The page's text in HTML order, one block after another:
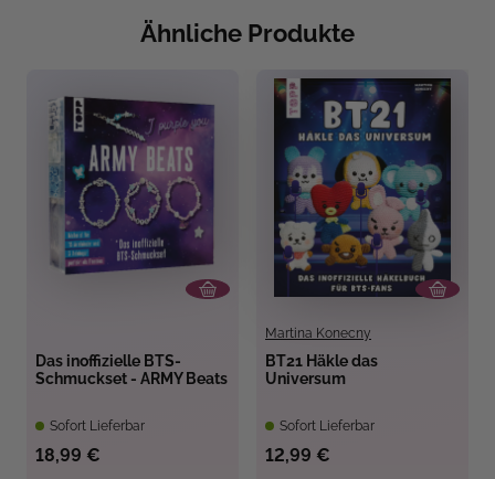
Ähnliche Produkte
Das inoffizielle BTS-
Schmuckset - ARMY Beats
Sofort Lieferbar
18,99 €
Martina Konecny
BT21 Häkle das
Universum
Sofort Lieferbar
12,99 €